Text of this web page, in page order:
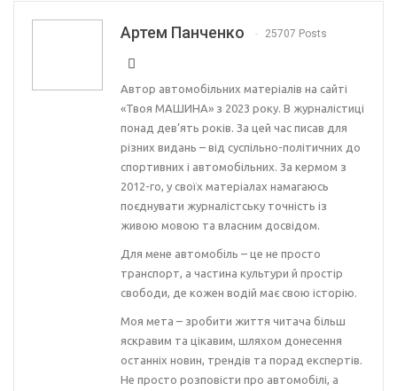
Артем Панченко 25707 Posts
Автор автомобільних матеріалів на сайті
«Твоя МАШИНА» з 2023 року. В журналістиці
понад дев’ять років. За цей час писав для
різних видань – від суспільно-політичних до
спортивних і автомобільних. За кермом з
2012-го, у своїх матеріалах намагаюсь
поєднувати журналістську точність із
живою мовою та власним досвідом.
Для мене автомобіль – це не просто
транспорт, а частина культури й простір
свободи, де кожен водій має свою історію.
Моя мета – зробити життя читача більш
яскравим та цікавим, шляхом донесення
останніх новин, трендів та порад експертів.
Не просто розповісти про автомобілі, а